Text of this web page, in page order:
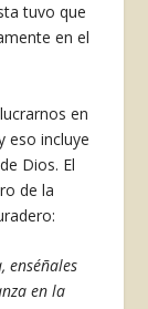
tuvo que
en el
en
eso incluye
Dios. El
de la
enséñales
en la